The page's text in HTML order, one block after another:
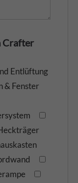
Crafter
Entlüftung
& Fenster